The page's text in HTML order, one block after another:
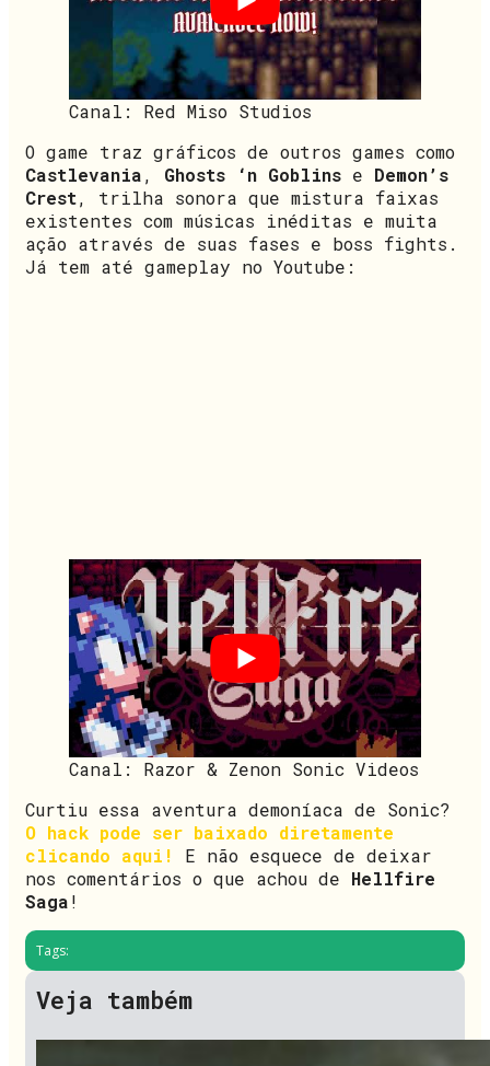
Canal: Red Miso Studios
O game traz gráficos de outros games como
Castlevania, Ghosts ‘n Goblins e Demon’s
Crest, trilha sonora que mistura faixas
existentes com músicas inéditas e muita
ação através de suas fases e boss fights.
Já tem até gameplay no Youtube:
Canal: Razor & Zenon Sonic Videos
Curtiu essa aventura demoníaca de Sonic?
O hack pode ser baixado diretamente
clicando aqui!
E não esquece de deixar
nos comentários o que achou de Hellfire
Saga!
Tags:
Veja também